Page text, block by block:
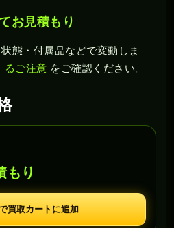
お見積もり
態・付属品などで変動しま
るご注意 をご確認ください。
もり
買取カートに追加